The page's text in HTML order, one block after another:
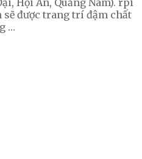
sẽ được trang trí đậm chất
…